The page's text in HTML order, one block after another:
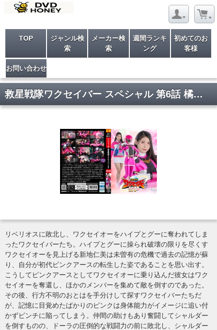
TOP
ジャンル検
索
メーカー検
索
週間ランキ
ング
初めてのお
客様
お問い合わせ
救星戦隊ワクセイバー スペシャル 第6話 橘京花
リベリオスに敗北し、ワクセイオーをハイプとグーに奪われてしま
ったワクセイバーたち。ハイプとグーに操られ破壊の限りを尽くす
ワクセイオーを見上げる新地仁美は未曽有の危機で過去の記憶が蘇
り、自分が初代ピンクアースの転生した姿であることを思い出す。
こうしてピンクアースとしてワクセイオーに乗り込んだ彼女はワク
セイオーを奪還し、ほかのメンバーを集めて敵を倒すのであった。
その後、行方不明のおとはを手分けして探すワクセイバーたちだ
が、記憶に目覚めたばかりのピンクは身体能力がイメージに追い付
かずピンチに陥ってしまう。仲間の助けもあり奮闘してシャルダー
を倒すものの、ドーラの圧倒的な戦闘力の前に敗北し、シャルダー